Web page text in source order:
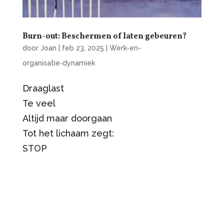
Burn-out: Beschermen of laten gebeuren?
door Joan feb 23, 2025
Werk‑en-
organisatie‑dynamiek
Draaglast
Te veel
Altijd maar doorgaan
Tot het lichaam zegt:
STOP